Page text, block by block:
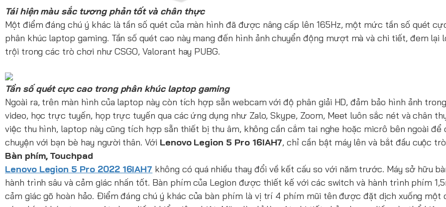
Tái hiện màu sắc tương phản tốt và chân thực
Một điểm đáng chú ý khác là tần số quét của màn hình đã được nâng cấp lên 165Hz, một mức tần số quét
phân khúc laptop gaming. Tần số quét cao này mang đến hình ảnh chuyển động mượt mà và chi tiết, đem lại
trội trong các trò chơi như CSGO, Valorant hay PUBG.
Tần số quét cực cao trong phân khúc laptop gaming
Ngoài ra, trên màn hình của laptop này còn tích hợp sẵn webcam với độ phân giải HD, đảm bảo hình ảnh
video, học trực tuyến, họp trực tuyến qua các ứng dụng như Zalo, Skype, Zoom, Meet luôn sắc nét và chân
việc thu hình, laptop này cũng tích hợp sẵn thiết bị thu âm, không cần cắm tai nghe hoặc micrô bên ngoài để
chuyện với bạn bè hay người thân. Với Lenovo Legion 5 Pro 16IAH7, chỉ cần bật máy lên và bắt đầu cuộc
Bàn phím, Touchpad
Lenovo Legion 5 Pro 2022 16IAH7 không có quá nhiều thay đổi về kết cấu so với năm trước. Máy sở hữu
hành trình sâu và cảm giác nhấn tốt. Bàn phím của Legion được thiết kế với các switch và hành trình phím
cảm giác gõ hoàn hảo. Điểm đáng chú ý khác của bàn phím là vị trí 4 phím mũi tên được đặt dịch xuống một